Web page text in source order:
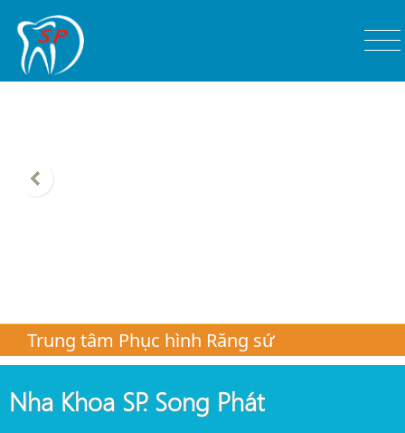
Trung tâm Phục hình Răng sứ
Nha Khoa SP. Song Phát